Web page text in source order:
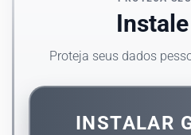
Proteja seus dados
INSTALAR